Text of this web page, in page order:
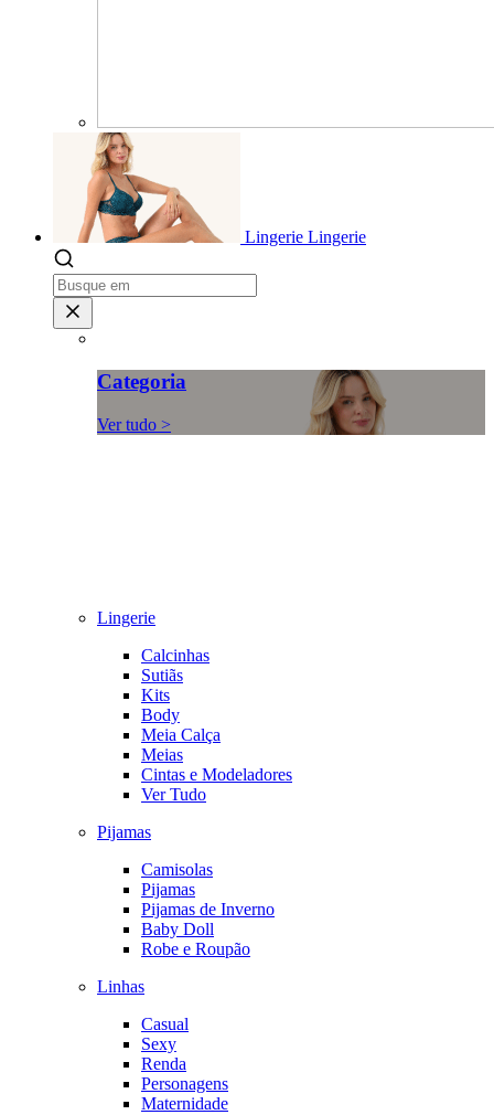
Lingerie Lingerie
Categoria
Ver tudo >
Lingerie
Calcinhas
Sutiãs
Kits
Body
Meia Calça
Meias
Cintas e Modeladores
Ver Tudo
Pijamas
Camisolas
Pijamas
Pijamas de Inverno
Baby Doll
Robe e Roupão
Linhas
Casual
Sexy
Renda
Personagens
Maternidade